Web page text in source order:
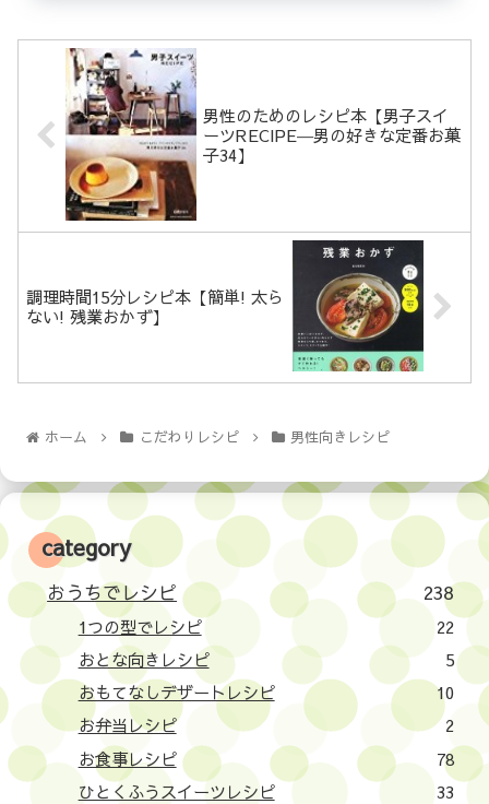
男性のためのレシピ本【男子スイ
ーツRECIPE―男の好きな定番お菓
子34】
調理時間15分レシピ本【簡単! 太ら
ない! 残業おかず】
ホーム こだわりレシピ 男性向きレシピ
category
おうちでレシピ 238
1つの型でレシピ
22
おとな向きレシピ
5
おもてなしデザートレシピ
10
お弁当レシピ
2
お食事レシピ
78
ひとくふうスイーツレシピ
33